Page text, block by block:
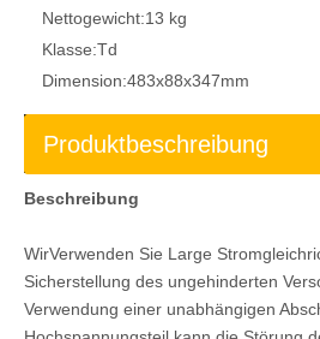
Nettogewicht:13 kg
Klasse:Td
Dimension:483x88x347mm
Produktbeschreibung
Beschreibung
WirVerwenden Sie Large
Sicherstellung des ungehinderten
Verwendung einer unabhängigen